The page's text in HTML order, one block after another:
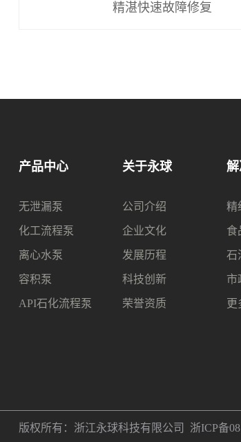
精湛快速故障修复
产品中心
无泄漏泵
化工流程泵
离心水泵
容积泵
API石化流程泵
关于永球
公司介绍
企业文化
发展历程
科技创新
荣誉资质
精
食
石
市
更
版权所有：浙江永球科技有限公司 浙ICP备